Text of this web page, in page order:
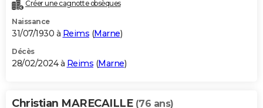
Créer une cagnotte obsèques
Naissance
31/07/1930 à Reims (Marne)
Décès
28/02/2024 à Reims (Marne)
Christian MARECAILLE (76 ans)